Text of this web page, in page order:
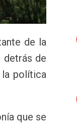
de la
detrás de
la política
que se